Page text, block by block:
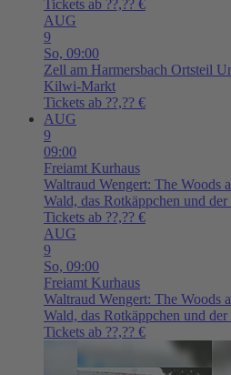
Tickets ab ??,?? €
AUG
9
So, 09:00
Zell am Harmersbach Ortsteil
Kilwi-Markt
Tickets ab ??,?? €
AUG
9
09:00
Freiamt Kurhaus
Waltraud Wengert: The Woods
Wald, das Rotkäppchen und
Tickets ab ??,?? €
AUG
9
So, 09:00
Freiamt Kurhaus
Waltraud Wengert: The Woods
Wald, das Rotkäppchen und
Tickets ab ??,?? €